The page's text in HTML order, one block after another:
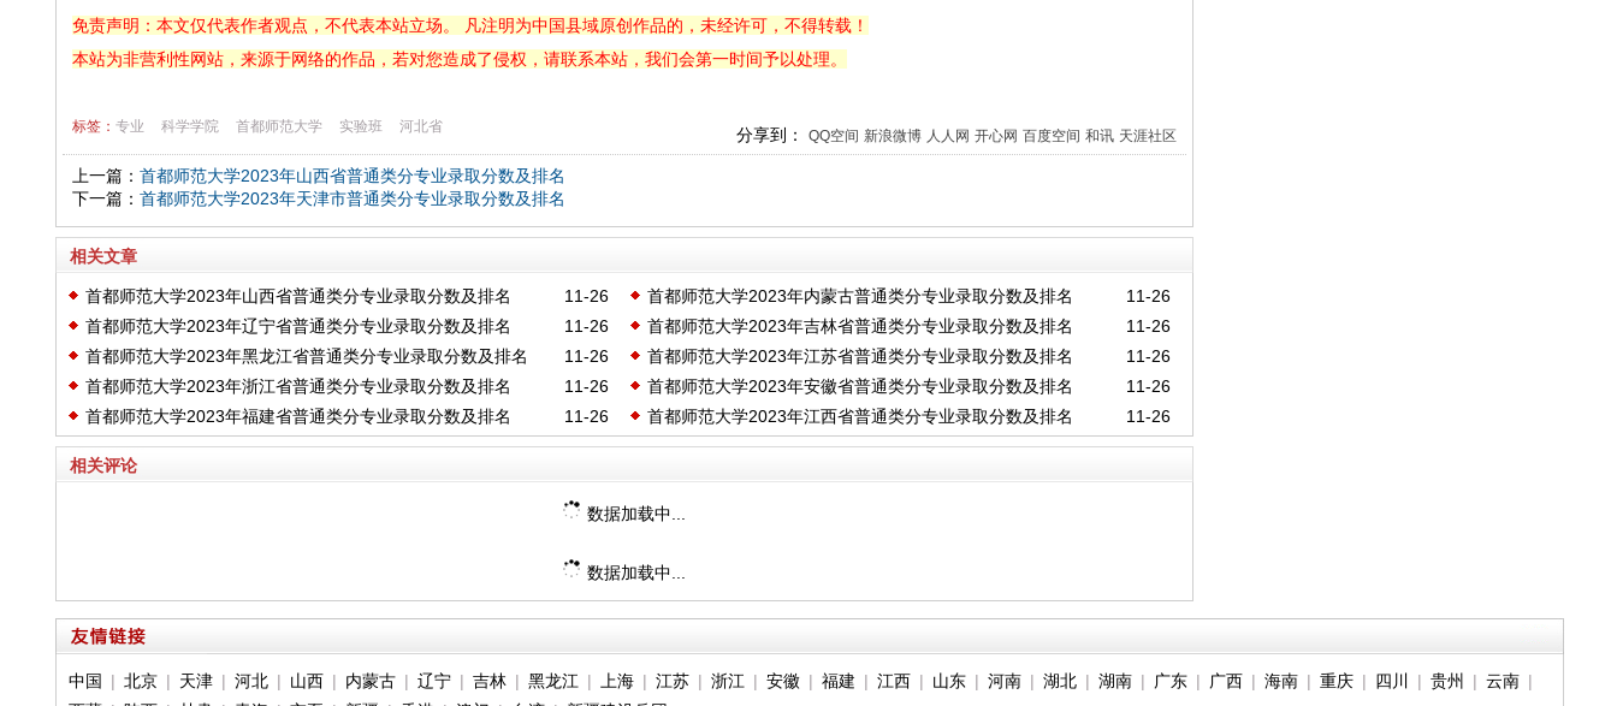
免责声明：本文仅代表作者观点，不代表本站立场。 凡注明为中国县域原创作品的，未经许可，不得转载！
本站为非营利性网站，来源于网络的作品，若对您造成了侵权，请联系本站，我们会第一时间予以处理。
标签： 专业 科学学院 首都师范大学 实验班 河北省 分享到： QQ空间 新浪微博 人人网 开心网 百度空间 和讯 天涯社区
上一篇： 首都师范大学2023年山西省普通类分专业录取分数及排名
下一篇： 首都师范大学2023年天津市普通类分专业录取分数及排名
相关文章
11-26
首都师范大学2023年山西省普通类分专业录取分数及排名 11-26
首都师范大学2023年内蒙古普通类分专业录取分数及排名
11-26
首都师范大学2023年辽宁省普通类分专业录取分数及排名 11-26
首都师范大学2023年吉林省普通类分专业录取分数及排名
11-26
首都师范大学2023年黑龙江省普通类分专业录取分数及排名 11-26
首都师范大学2023年江苏省普通类分专业录取分数及排名
11-26
首都师范大学2023年浙江省普通类分专业录取分数及排名 11-26
首都师范大学2023年安徽省普通类分专业录取分数及排名
11-26
首都师范大学2023年福建省普通类分专业录取分数及排名 11-26
首都师范大学2023年江西省普通类分专业录取分数及排名
相关评论
数据加载中...
数据加载中...
中国 | 北京| 天津| 河北| 山西| 内蒙古| 辽宁| 吉林| 黑龙江 | 上海| 江苏| 浙江 | 安徽| 福建 | 江西| 山东| 河南| 湖北| 湖南| 广东| 广西| 海南| 重庆| 四川 | 贵州 | 云南|